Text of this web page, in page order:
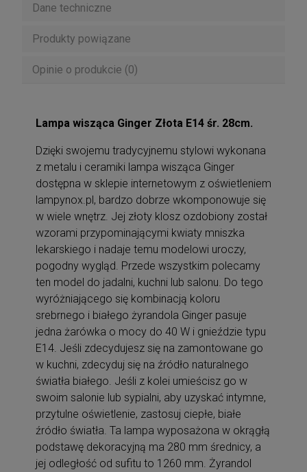
Dane techniczne
Produkty powiązane
Opinie o produkcie (0)
Lampa wisząca Ginger Złota E14 śr. 28cm.
Dzięki swojemu tradycyjnemu stylowi wykonana
z metalu i ceramiki lampa wisząca Ginger
dostępna w sklepie internetowym z oświetleniem
lampynox.pl, bardzo dobrze wkomponowuje się
w wiele wnętrz. Jej złoty klosz ozdobiony został
wzorami przypominającymi kwiaty mniszka
lekarskiego i nadaje temu modelowi uroczy,
pogodny wygląd. Przede wszystkim polecamy
ten model do jadalni, kuchni lub salonu. Do tego
wyróżniającego się kombinacją koloru
srebrnego i białego żyrandola Ginger pasuje
jedna żarówka o mocy do 40 W i gnieździe typu
E14. Jeśli zdecydujesz się na zamontowane go
w kuchni, zdecyduj się na źródło naturalnego
światła białego. Jeśli z kolei umieścisz go w
swoim salonie lub sypialni, aby uzyskać intymne,
przytulne oświetlenie, zastosuj ciepłe, białe
źródło światła. Ta lampa wyposażona w okrągłą
podstawę dekoracyjną ma 280 mm średnicy, a
jej odległość od sufitu to 1260 mm. Żyrandol